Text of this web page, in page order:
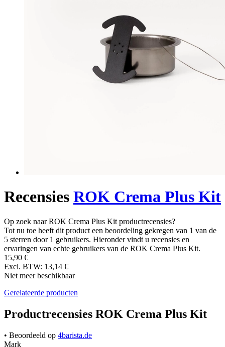
Recensies ROK Crema Plus Kit
Op zoek naar ROK Crema Plus Kit productrecensies?
Tot nu toe heeft dit product een beoordeling gekregen van 1 van de
5 sterren door 1 gebruikers. Hieronder vindt u recensies en
ervaringen van echte gebruikers van de ROK Crema Plus Kit.
15,90 €
Excl. BTW: 13,14 €
Niet meer beschikbaar
Gerelateerde producten
Productrecensies ROK Crema Plus Kit
• Beoordeeld op 4barista.de
Mark